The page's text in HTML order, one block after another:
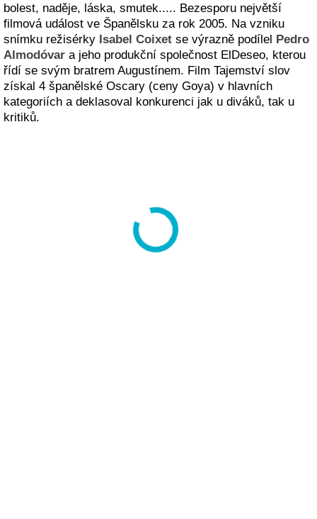
bolest, naděje, láska, smutek..... Bezesporu největší
filmová událost ve Španělsku za rok 2005. Na vzniku
snímku režisérky Isabel Coixet se výrazně podílel Pedro
Almodóvar a jeho produkční společnost ElDeseo, kterou
řídí se svým bratrem Augustínem. Film Tajemství slov
získal 4 španělské Oscary (ceny Goya) v hlavních
kategoriích a deklasoval konkurenci jak u diváků, tak u
kritiků.